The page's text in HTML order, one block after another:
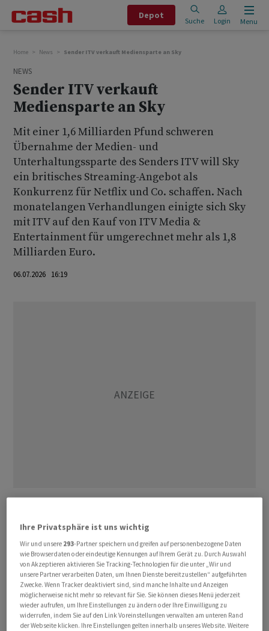
Depot
Suche Login Menu
Home News Sender ITV verkauft Mediensparte an Sky
NEWS
Sender ITV verkauft
Mediensparte an Sky
Mit einer 1,6 Milliarden Pfund schweren
Übernahme der Medien- und
Unterhaltungssparte des Senders ITV will Sky
ein britisches Streaming-Angebot als
Konkurrenz für Netflix und Co. schaffen. Nach
monatelangen Verhandlungen einigte sich Sky
mit ITV auf den Kauf von ITV Media &
Entertainment für umgerechnet mehr als 1,8
Milliarden Euro.
06.07.2026 16:19
zu den globalen Streaming-Giganten. Das Geschäft
umfasst den Streaming-Dienst ITVX und die frei
empfangbaren Sender von ITV, nicht aber etwa die
Produktionssparte. Die Nachrichtenredaktionen der
beiden Sender sollen eigenständig bleiben. Sky hat sich
demnach zudem zu einem fünfjährigen Liefervertrag im
Wert von 2,1 Milliarden Pfund verpflichtet.
Ihre Privatsphäre ist uns wichtig
Wir und unsere 293-Partner speichern und greifen auf personenbezogene Daten
wie Browserdaten oder eindeutige Kennungen auf Ihrem Gerät zu. Durch Auswahl
von Akzeptieren aktivieren Sie Tracking-Technologien für die unter „Wir und
unsere Partner verarbeiten Daten, um Ihnen Dienste bereitzustellen“ aufgeführten
Zwecke. Wenn Tracker deaktiviert sind, sind manche Inhalte und Anzeigen
möglicherweise nicht mehr so relevant für Sie. Sie können dieses Menü jederzeit
wieder aufrufen, um Ihre Einstellungen zu ändern oder Ihre Einwilligung zu
widerrufen, indem Sie auf den Link Voreinstellungen verwalten am unteren Rand
der Webseite klicken. Ihre Einstellungen gelten innerhalb unseres Website. Weitere